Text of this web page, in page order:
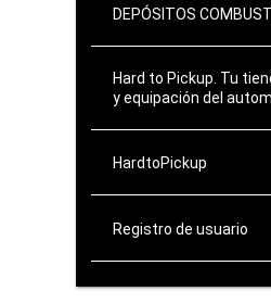
DEPÓSITOS
Hard to Pickup. Tu
y equipación del
HardtoPickup
Registro de usuario